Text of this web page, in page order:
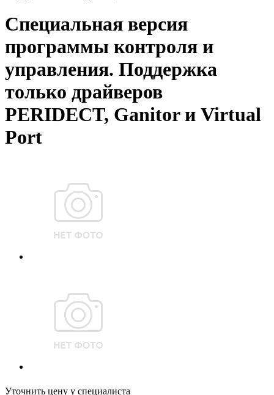
Специальная версия
программы контроля и
управления. Поддержка
только драйверов
PERIDECT, Ganitor и Virtual
Port
Уточнить цену у специалиста